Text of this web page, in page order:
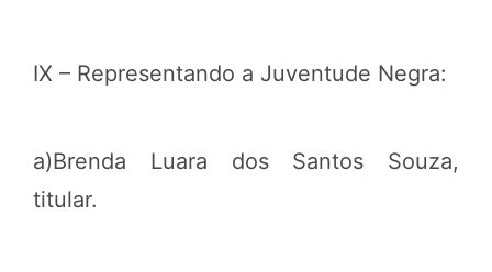
IX – Representando a Juventude Negra:
a)Brenda Luara dos Santos Souza,
titular.